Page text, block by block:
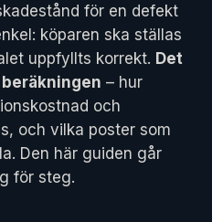
för en defekt
köparen ska ställas
uppfyllts korrekt. Det
– hur
och
och vilka poster som
Den här guiden går
för steg.